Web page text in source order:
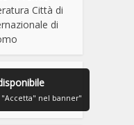
Città di
di
nel banner"